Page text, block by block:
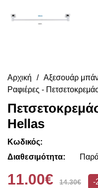
Αρχική Αξεσουάρ
Ραφιέρες -
Hellas
Κωδικός:
Διαθεσιμότητα:
11.00€ 14.30€ -